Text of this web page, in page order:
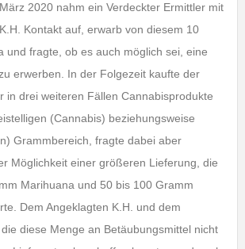
2020 nahm ein Verdeckter Ermittler mit
Kontakt auf, erwarb von diesem 10
und fragte, ob es auch möglich sei, eine
erwerben. In der Folgezeit kaufte der
in drei weiteren Fällen Cannabisprodukte
(Cannabis) beziehungsweise
Grammbereich, fragte dabei aber
Möglichkeit einer größeren Lieferung, die
Marihuana und 50 bis 100 Gramm
Dem Angeklagten K.H. und dem
diese Menge an Betäubungsmittel nicht